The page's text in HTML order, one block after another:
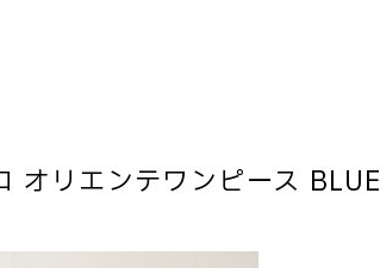
リエンテワンピース BLUE